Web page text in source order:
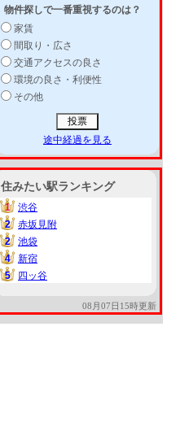
物件探しで一番重視するのは？
家賃
間取り・広さ
交通アクセスの良さ
環境の良さ・利便性
その他
途中経過を見る
住みたい駅ランキング
1
1
渋谷
2
2
赤坂見附
2
2
池袋
4
4
新宿
5
5 四ッ谷
08月07日15時更新